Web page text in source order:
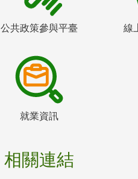
公共政策參與平臺 線
就業資訊
相關連結